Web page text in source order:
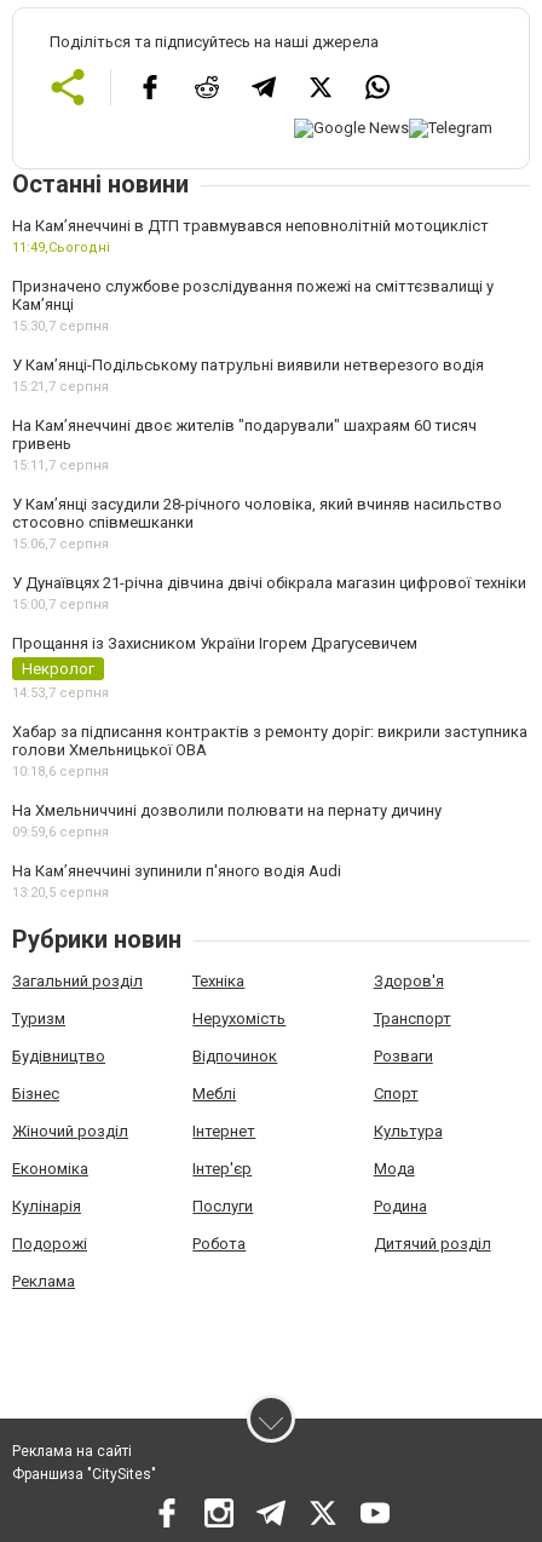
Поділіться та підписуйтесь на наші джерела
Останні новини
На Кам’янеччині в ДТП травмувався неповнолітній мотоцикліст
11:49,Сьогодні
Призначено службове розслідування пожежі на сміттєзвалищі у
Кам’янці
15:30,7 серпня
У Кам’янці-Подільському патрульні виявили нетверезого водія
15:21,7 серпня
На Камʼянеччині двоє жителів "подарували" шахраям 60 тисяч
гривень
15:11,7 серпня
У Камʼянці засудили 28-річного чоловіка, який вчиняв насильство
стосовно співмешканки
15:06,7 серпня
У Дунаївцях 21-річна дівчина двічі обікрала магазин цифрової техніки
15:00,7 серпня
Прощання із Захисником України Ігорем Драгусевичем
Некролог
14:53,7 серпня
Хабар за підписання контрактів з ремонту доріг: викрили заступника
голови Хмельницької ОВА
10:18,6 серпня
На Хмельниччині дозволили полювати на пернату дичину
09:59,6 серпня
На Камʼянеччині зупинили п'яного водія Audi
13:20,5 серпня
Рубрики новин
Загальний розділ Техніка Здоров'я
Туризм Нерухомість Транспорт
Будівництво Відпочинок Розваги
Бізнес Меблі Спорт
Жіночий розділ Інтернет Культура
Економіка Інтер'єр Мода
Кулінарія Послуги Родина
Подорожі Робота Дитячий розділ
Реклама
Реклама на сайті
Франшиза "CitySites"